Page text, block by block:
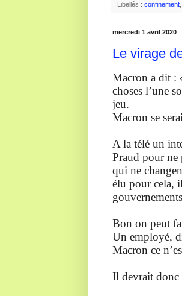
Libellés : confinement,
mercredi 1 avril 2020
Le virage
Macron a dit :
choses l’une
jeu.
Macron se
A la télé un
Praud pour ne
qui ne
élu pour cela,
Bon on peut
Un employé,
Macron ce
Il devrait donc